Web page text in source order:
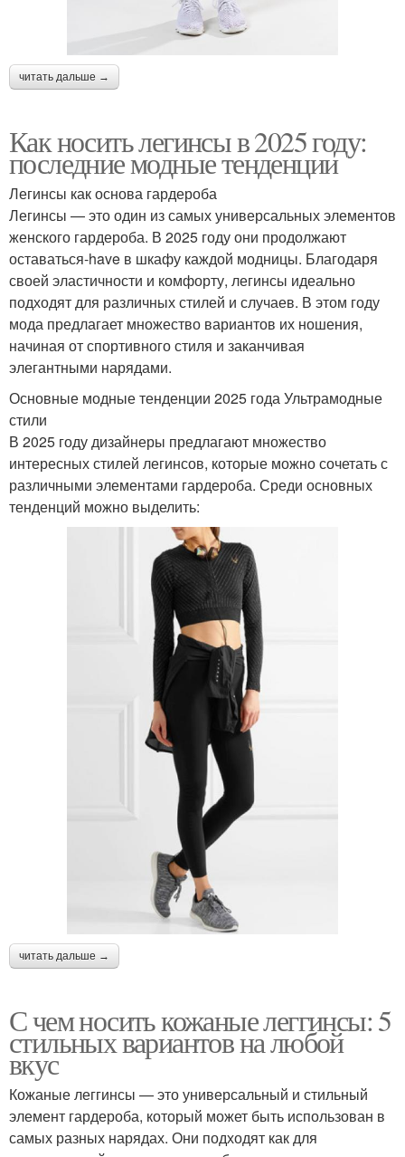
читать дальше →
Как носить легинсы в 2025 году:
последние модные тенденции
Легинсы как основа гардероба
Легинсы — это один из самых универсальных элементов
женского гардероба. В 2025 году они продолжают
оставаться-have в шкафу каждой модницы. Благодаря
своей эластичности и комфорту, легинсы идеально
подходят для различных стилей и случаев. В этом году
мода предлагает множество вариантов их ношения,
начиная от спортивного стиля и заканчивая
элегантными нарядами.
Основные модные тенденции 2025 года Ультрамодные
стили
В 2025 году дизайнеры предлагают множество
интересных стилей легинсов, которые можно сочетать с
различными элементами гардероба. Среди основных
тенденций можно выделить:
читать дальше →
С чем носить кожаные леггинсы: 5
стильных вариантов на любой
вкус
Кожаные леггинсы — это универсальный и стильный
элемент гардероба, который может быть использован в
самых разных нарядах. Они подходят как для